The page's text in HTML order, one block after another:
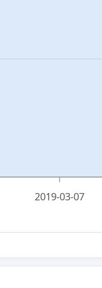
2019-03-07